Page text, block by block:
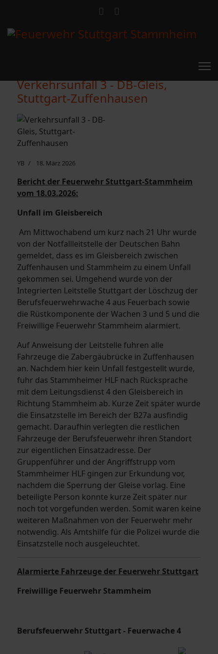
Verkehrsunfall 3 - DB-Gleis,
Stuttgart-Zuffenhausen
YB 18. März 2026
Bericht der Feuerwehr Stuttgart-Stammheim
vom 18.03.2026:
Unfall im Gleisbereich
Am Mittwochabend um kurz nach 21 Uhr wurde
von der Notfallleitstelle der Deutschen Bahn
gemeldet, dass es im Gleisbereich zwischen
Zuffenhausen und Stammheim zu einem Unfall
gekommen sei. Umgehend wurde von der
Integrierten Leitstelle Stuttgart der Löschzug der
Berufsfeuerwehrwache 4 aus Feuerbach sowie
die Rüstkomponente der Wachen 3 und 5 und die
Freiwillige Feuerwehr Stammheim alarmiert.
Auf Anweisung der Leitstelle fuhren alle
Fahrzeuge die Zabergäubrücke in Zuffenhausen
an. Nachdem hier kein Unfall festgestellt wurde,
fuhr das Stammheimer HLF nach Rücksprache
mit dem Leitungsdienst 4 den Gleisbereich in
Richtung Stammheim ab. Kurze Zeit später wurde
die Einsatzstelle im Bereich der B27a ausfindig
gemacht. Daraufhin verlegten die restlichen
Fahrzeuge der Berufsfeuerwehr ihren Standort
zur eigentlichen Einsatzadresse. Der
Gruppenführer und der Angriffstrupp vom
Stammheimer HLF gingen zur Erkundung vor,
nachdem die Sperrung der Gleise vorlag. Eine
beteiligte Person konnte kurze Zeit später nur
noch tot vorgefunden werden. Somit waren keine
weiteren Maßnahmen von der Feuerwehr mehr
notwendig. Als Amtshilfe für die Polizei wurde die
Einsatzstelle noch ausgeleuchtet.
Alarmierte Fahrzeuge der Feuerwehr Stuttgart
Freiwillige Feuerwehr Stammheim
Berufsfeuerwehr Stuttgart - Feuerwache 4